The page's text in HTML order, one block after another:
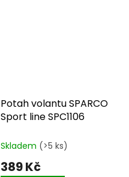
Potah volantu SPARCO
Sport line SPC1106
Skladem (>5 ks)
389 Kč